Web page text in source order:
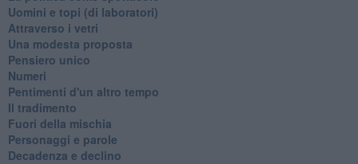
Uomini e topi (di laboratori)
Attraverso i vetri
Una modesta proposta
Pensiero unico
Numeri
Pentimenti d'un altro tempo
Il tradimento
Fuori della mischia
Personaggi e parole
Decadenza e declino